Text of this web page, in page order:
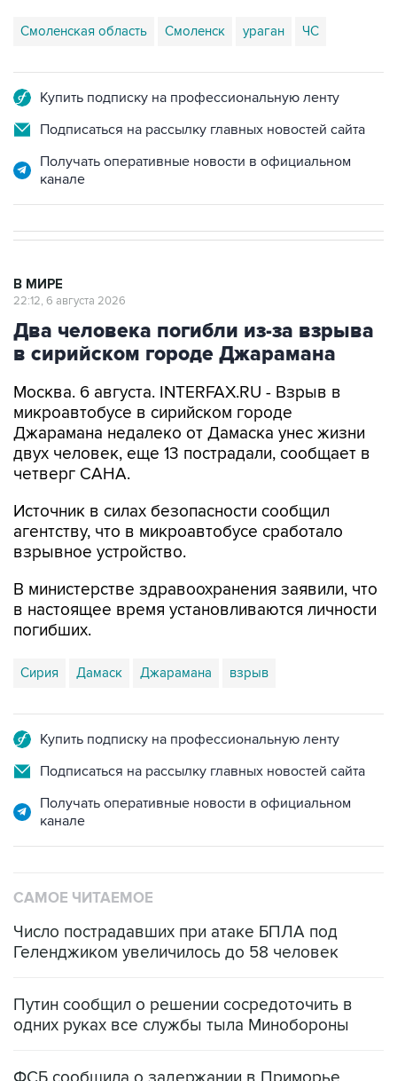
Смоленская область Смоленск ураган ЧС
Купить подписку на профессиональную ленту
Подписаться на рассылку главных новостей сайта
Получать оперативные новости в официальном
канале
В МИРЕ
22:12, 6 августа 2026
Два человека погибли из-за взрыва
в сирийском городе Джарамана
Москва. 6 августа. INTERFAX.RU - Взрыв в
микроавтобусе в сирийском городе
Джарамана недалеко от Дамаска унес жизни
двух человек, еще 13 пострадали, сообщает в
четверг САНА.
Источник в силах безопасности сообщил
агентству, что в микроавтобусе сработало
взрывное устройство.
В министерстве здравоохранения заявили, что
в настоящее время установливаются личности
погибших.
Сирия Дамаск Джарамана взрыв
Купить подписку на профессиональную ленту
Подписаться на рассылку главных новостей сайта
Получать оперативные новости в официальном
канале
САМОЕ ЧИТАЕМОЕ
Число пострадавших при атаке БПЛА под
Геленджиком увеличилось до 58 человек
Путин сообщил о решении сосредоточить в
одних руках все службы тыла Минобороны